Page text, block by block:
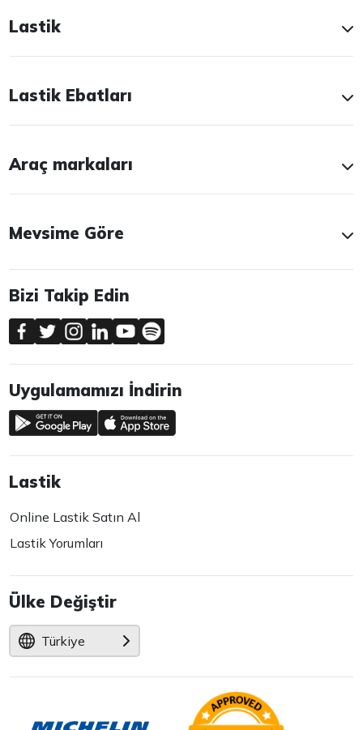
Lastik
Lastik Ebatları
Araç markaları
Mevsime Göre
Bizi Takip Edin
Uygulamamızı İndirin
Lastik
Online Lastik Satın Al
Lastik Yorumları
Ülke Değiştir
Türkiye